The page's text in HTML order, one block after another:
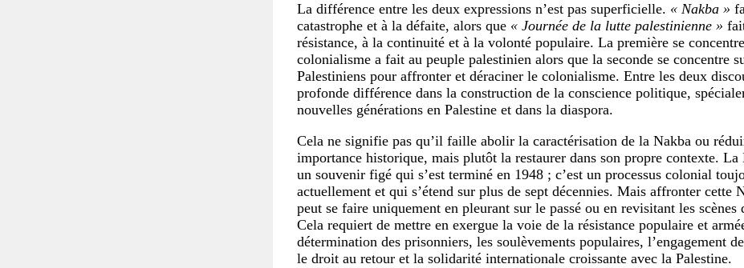
La différence entre les deux expressions n’est pas superficielle. « Nakba »
catastrophe et à la défaite, alors que « Journée de la lutte palestinienne »
résistance, à la continuité et à la volonté populaire. La première se
colonialisme a fait au peuple palestinien alors que la seconde se concentre
Palestiniens pour affronter et déraciner le colonialisme. Entre les deux
profonde différence dans la construction de la conscience politique,
nouvelles générations en Palestine et dans la diaspora.
Cela ne signifie pas qu’il faille abolir la caractérisation de la Nakba ou
importance historique, mais plutôt la restaurer dans son propre contexte. La
un souvenir figé qui s’est terminé en 1948 ; c’est un processus colonial
actuellement et qui s’étend sur plus de sept décennies. Mais affronter cette
peut se faire uniquement en pleurant sur le passé ou en revisitant les scènes
Cela requiert de mettre en exergue la voie de la résistance populaire et
détermination des prisonniers, les soulèvements populaires, l’engagement
le droit au retour et la solidarité internationale croissante avec la Palestine.